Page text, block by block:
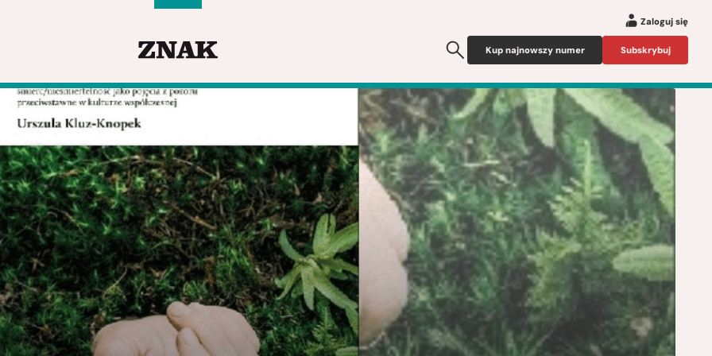
Zaloguj się
Kup najnowszy numer Subskrybuj